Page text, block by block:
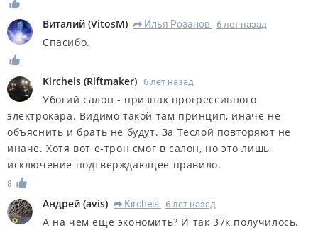
Виталий (VitosM) R Илья Розанов 6 лет назад
Спасибо.
Kircheis (Riftmaker) 6 лет назад
Убогий салон - признак прогрессивного
электрокара. Видимо такой там принцип, иначе не
объяснить и брать не будут. За Теслой повторяют не
иначе. Хотя вот е-трон смог в салон, но это лишь
исключение подтверждающее правило.
8
Андрей (avis) R Kircheis 6 лет назад
А на чем еще экономить? И так 37к получилось.